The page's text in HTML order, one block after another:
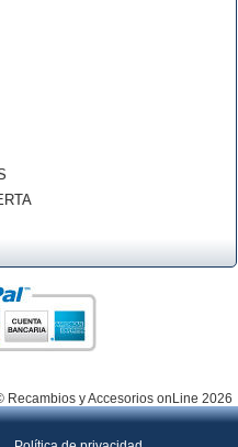
Recambios y Accesorios onLine 2026